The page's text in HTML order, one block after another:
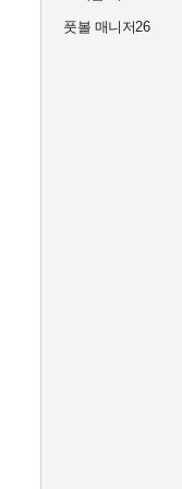
풋볼 매니저26